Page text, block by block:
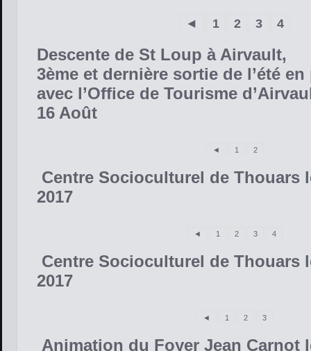
◄ 1 2 3 4
Descente de St Loup à Airvault,
3ème et dernière sortie de l’été
avec l’Office de Tourisme
16 Août
◄ 1 2
Centre Socioculturel de Thouars
2017
◄ 1 2 3 4
Centre Socioculturel de Thouars
2017
◄ 1 2 3
Animation du Foyer Jean Carnot